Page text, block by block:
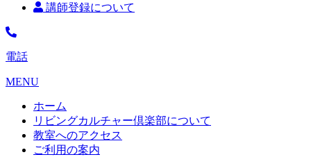
講師登録について
電話
MENU
ホーム
リビングカルチャー倶楽部について
教室へのアクセス
ご利用の案内